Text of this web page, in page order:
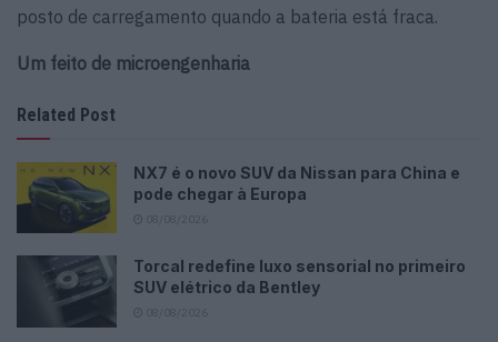
posto de carregamento quando a bateria está fraca.
Um feito de microengenharia
Related Post
NX7 é o novo SUV da Nissan para China e
pode chegar à Europa
Torcal redefine luxo sensorial no primeiro
SUV elétrico da Bentley